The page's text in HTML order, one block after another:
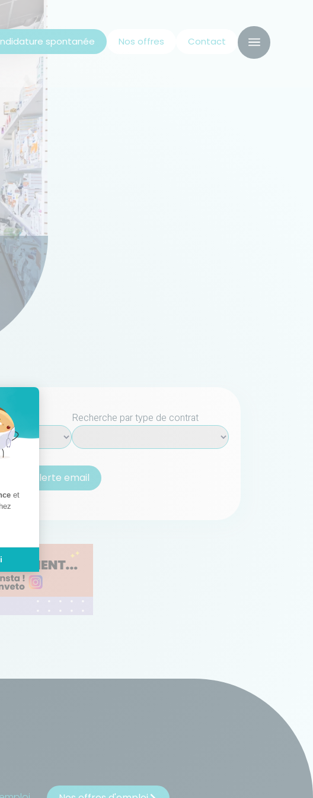
spontanée Nos offres Contact
de Recherche par type de contrat
à l'alerte email